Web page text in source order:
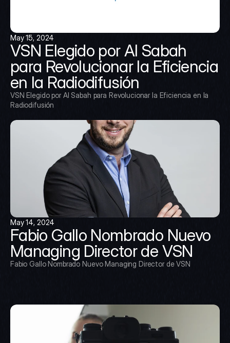
May 15, 2024
VSN Elegido por Al Sabah
para Revolucionar la Eficiencia
en la Radiodifusión
VSN Elegido por Al Sabah para Revolucionar la Eficiencia en la
Radiodifusión
May 14, 2024
Fabio Gallo Nombrado Nuevo
Managing Director de VSN
Fabio Gallo Nombrado Nuevo Managing Director de VSN